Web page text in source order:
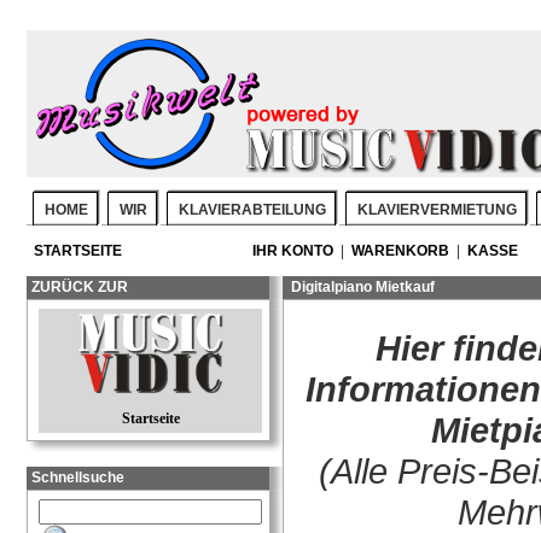
HOME WIR KLAVIERABTEILUNG KLAVIERVERMIETUNG
STARTSEITE IHR KONTO WARENKORB KASSE
ZURÜCK ZUR
Startseite
Schnellsuche
Digitalpiano Mietkauf
Hier
(Alle Preis-